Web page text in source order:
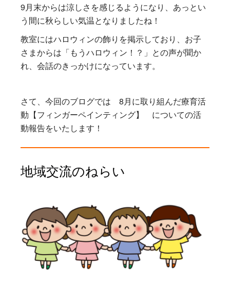
9月末からは涼しさを感じるようになり、あっとい
う間に秋らしい気温となりましたね！
教室にはハロウィンの飾りを掲示しており、お子
さまからは「もうハロウィン！？」との声が聞か
れ、会話のきっかけになっています。
さて、今回のブログでは 8月に取り組んだ療育活
動【フィンガーペインティング】 についての活
動報告をいたします！
地域交流のねらい